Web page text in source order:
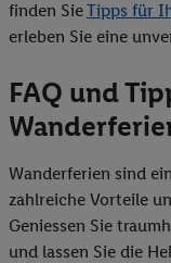
finden SieTipps für
erleben Sie eine
FAQ und
Wanderferien sind
zahlreiche Vorteile
Geniessen Sie
und lassen Sie die